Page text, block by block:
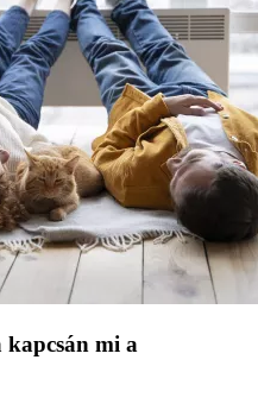
kapcsán mi a